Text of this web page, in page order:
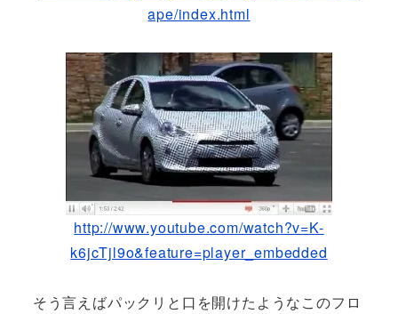
ape/index.html
http://www.youtube.com/watch?v=K-
k6jcTjl9o&feature=player_embedded
そう言えばパックリと口を開けたようなこのフロ